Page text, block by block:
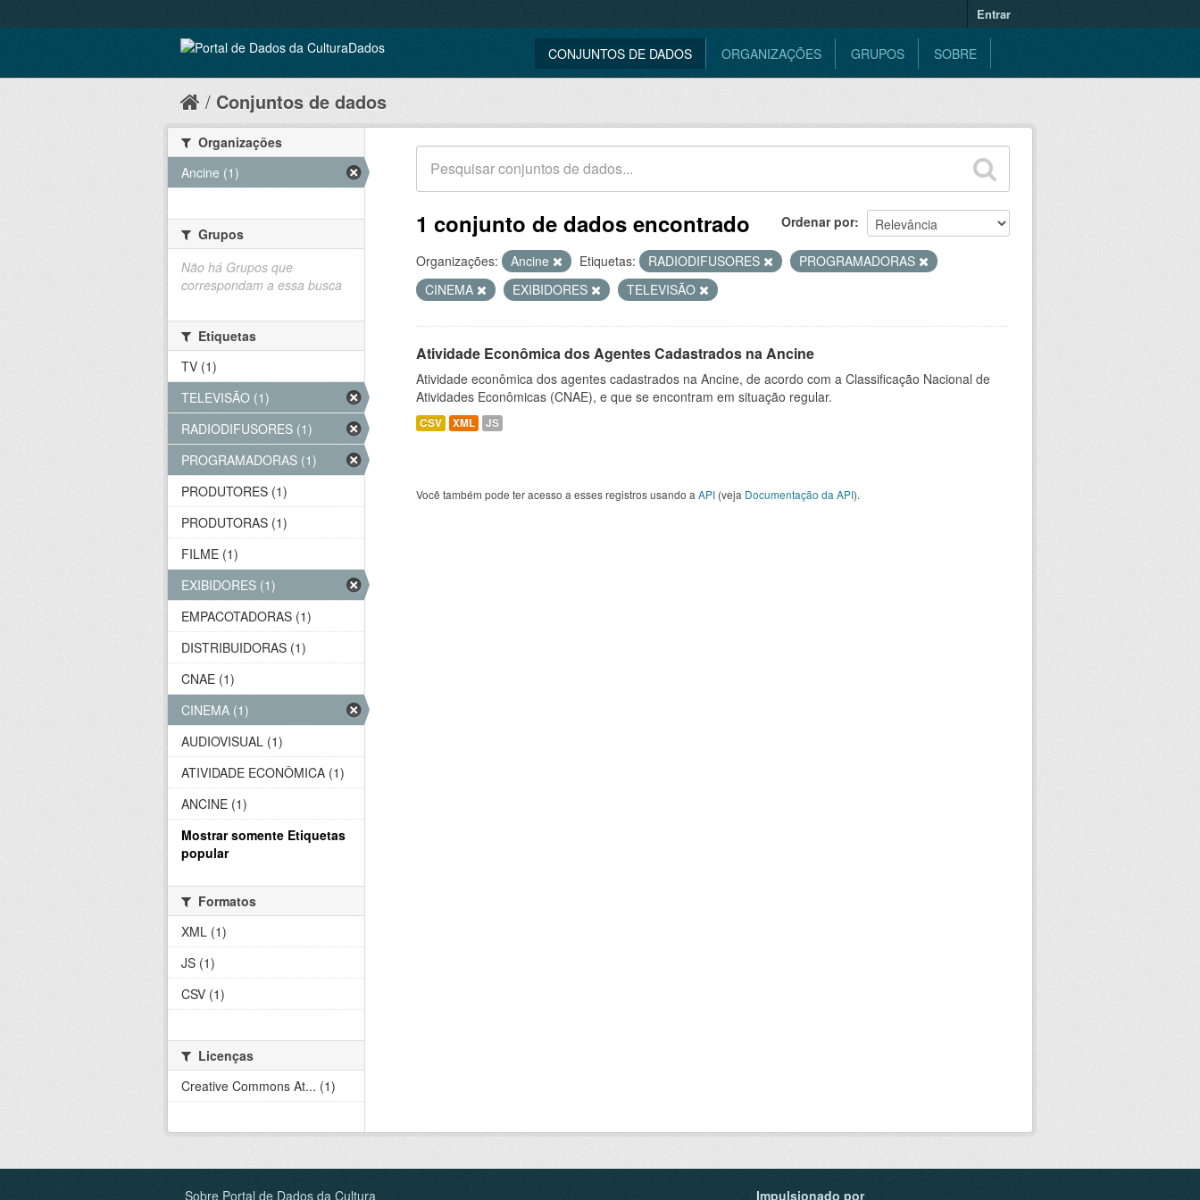
Entrar
CONJUNTOS DE DADOS ORGANIZAÇÕES GRUPOS SOBRE
Conjuntos de dados
Ordenar por
1 conjunto de dados encontrado
Organizações: Ancine Etiquetas: RADIODIFUSORES
PROGRAMADORAS
CINEMA
EXIBIDORES TELEVISÃO
Atividade Econômica dos Agentes Cadastrados na Ancine
Atividade econômica dos agentes cadastrados na Ancine, de acordo com a Classificação Nacional de
Atividades Econômicas (CNAE), e que se encontram em situação regular.
CSV XML JS
Você também pode ter acesso a esses registros usando a API (veja Documentação da API).
Organizações
Ancine (1)
Grupos
Não há Grupos que
correspondam a essa busca
Etiquetas
TV (1)
TELEVISÃO (1)
RADIODIFUSORES (1)
PROGRAMADORAS (1)
PRODUTORES (1)
PRODUTORAS (1)
FILME (1)
EXIBIDORES (1)
EMPACOTADORAS (1)
DISTRIBUIDORAS (1)
CNAE (1)
CINEMA (1)
AUDIOVISUAL (1)
ATIVIDADE ECONÔMICA (1)
ANCINE (1)
Mostrar somente Etiquetas
popular
Formatos
XML (1)
JS (1)
CSV (1)
Licenças
Creative Commons At... (1)
Sobre Portal de Dados da Cultura Impulsionado por